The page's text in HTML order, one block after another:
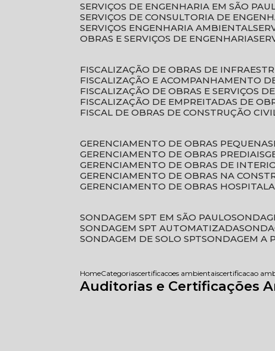
SERVIÇOS DE ENGENHARIA EM SÃO
SERVIÇOS DE CONSULTORIA DE
SERVIÇOS ENGENHARIA AMBIENTAL
OBRAS E SERVIÇOS DE ENGENHARIA
FISCALIZAÇÃO DE OBRAS DE
FISCALIZAÇÃO E ACOMPANHAMENTO
FISCALIZAÇÃO DE OBRAS E SERVIÇOS
FISCALIZAÇÃO DE EMPREITADAS DE
FISCAL DE OBRAS DE CONSTRUÇÃO
GERENCIAMENTO DE OBRAS PEQUENAS
GERENCIAMENTO DE OBRAS PREDIAIS
GERENCIAMENTO DE OBRAS DE
GERENCIAMENTO DE OBRAS NA
GERENCIAMENTO DE OBRAS
SONDAGEM SPT EM SÃO PAULO
SONDAGEM SPT AUTOMATIZADA
SONDAGEM DE SOLO SPT SONDAGEM A
HomeCategoriascertificacoes ambientaiscertificacao
Auditorias e Certificações